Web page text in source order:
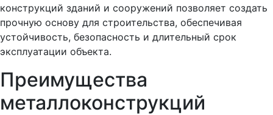
конструкций зданий и сооружений позволяет создать
прочную основу для строительства, обеспечивая
устойчивость, безопасность и длительный срок
эксплуатации объекта.
Преимущества
металлоконструкций